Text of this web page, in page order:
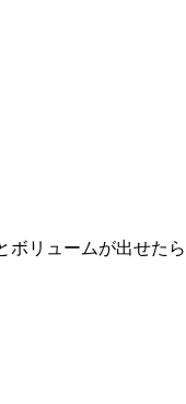
リュームが出せた